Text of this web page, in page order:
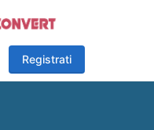
Registrati